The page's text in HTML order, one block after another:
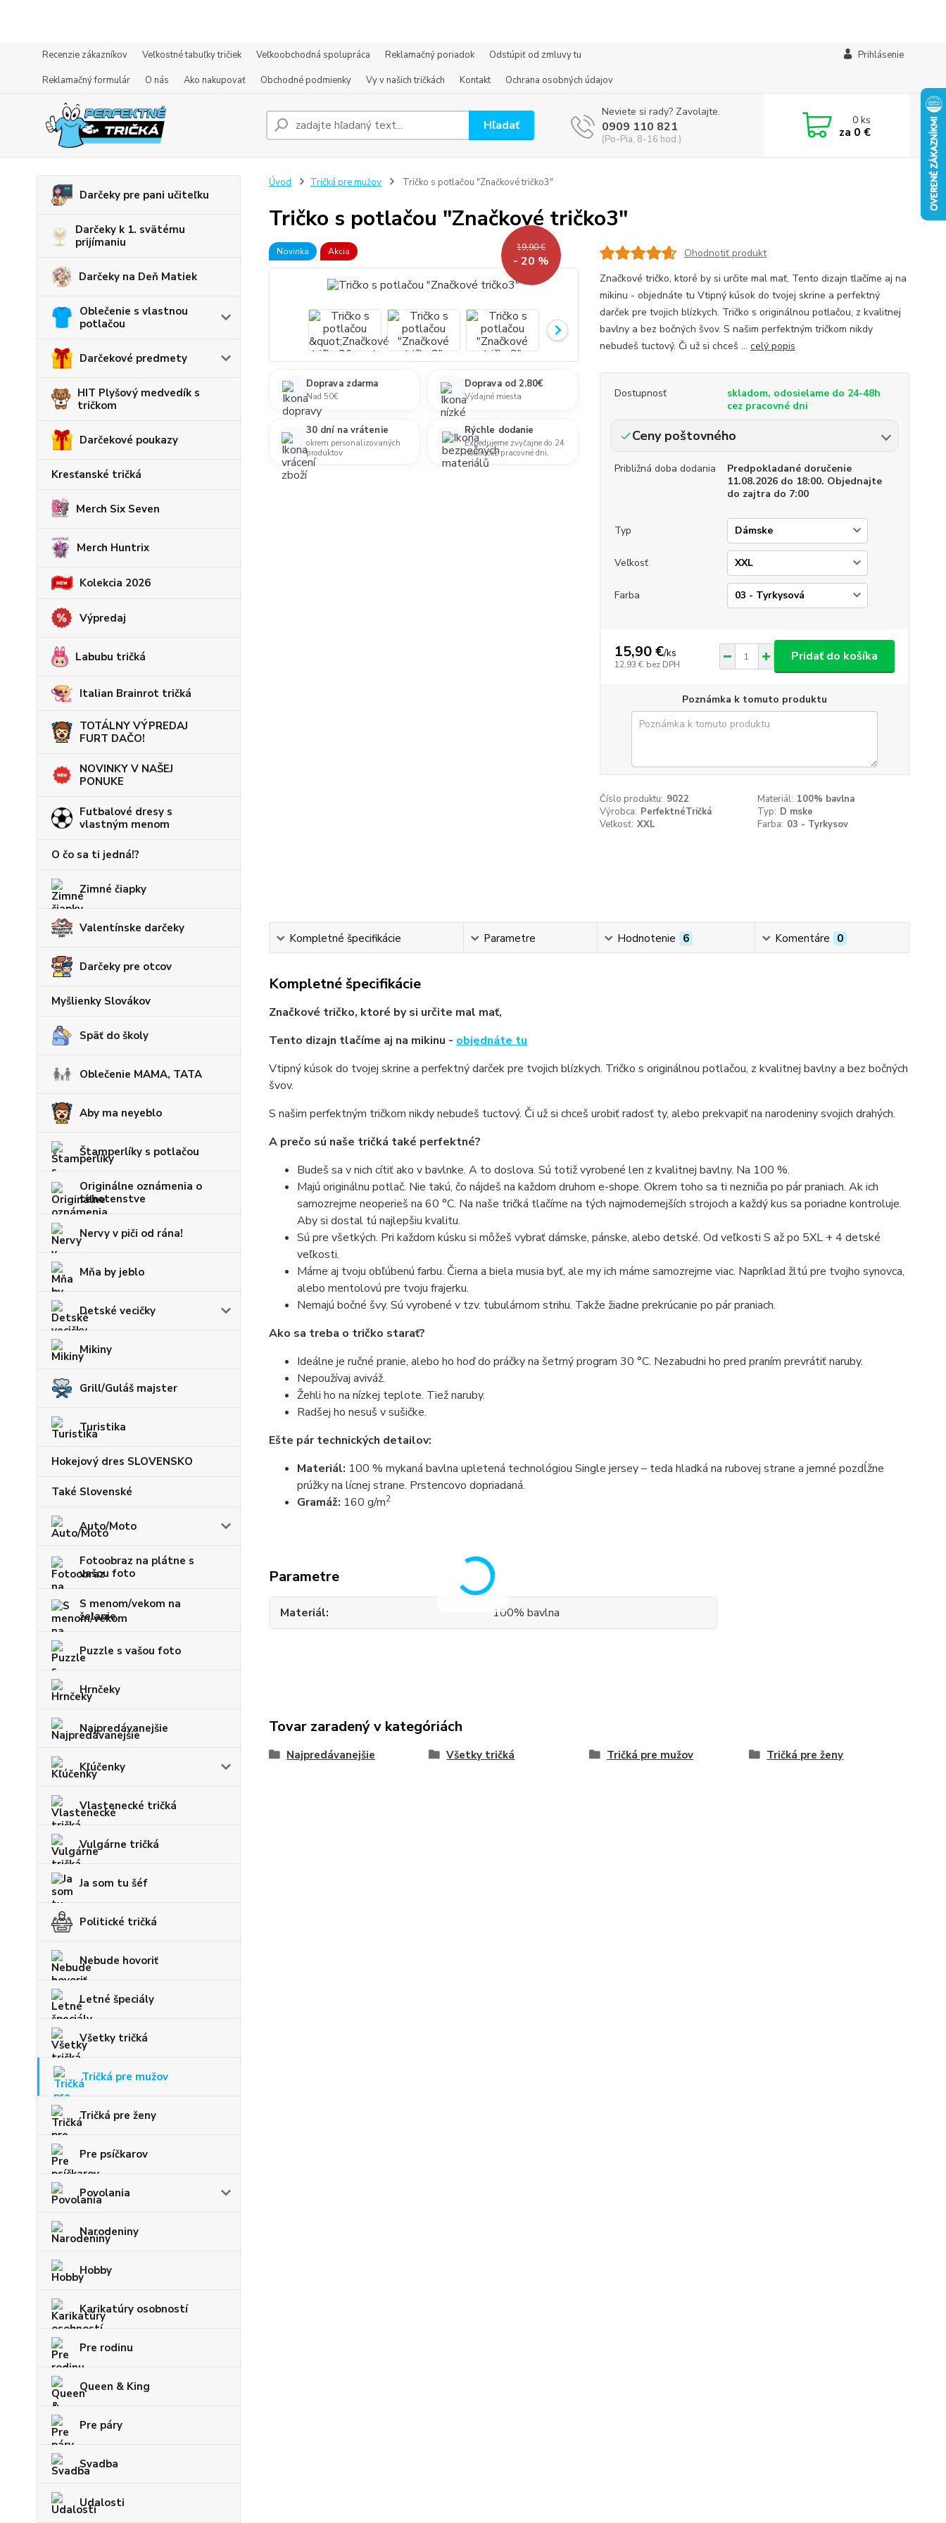
Recenzie zákazníkov Veľkostné tabuľky tričiek Veľkoobchodná spolupráca Reklamačný poriadok
Odstúpiť od zmluvy tu
Reklamačný formulár
O nás Ako nakupovať Obchodné podmienky Vy v našich tričkách Kontakt Ochrana osobných údajov
Prihlásenie
Hľadať
Neviete si rady? Zavolajte.
0909 110 821
(Po-Pia, 8-16 hod.)
0ks
za 0 €
Darčeky pre pani učiteľku
Darčeky k 1. svätému
prijímaniu
Darčeky na Deň Matiek
Oblečenie s vlastnou
potlačou
Darčekové predmety
HIT Plyšový medvedík s
tričkom
Darčekové poukazy
Kresťanské tričká
Merch Six Seven
Merch Huntrix
Kolekcia 2026
Výpredaj
Labubu tričká
Italian Brainrot tričká
TOTÁLNY VÝPREDAJ
FURT DAČO!
NOVINKY V NAŠEJ
PONUKE
Futbalové dresy s
vlastným menom
O čo sa ti jedná!?
Zimné čiapky
Valentínske darčeky
Darčeky pre otcov
Myšlienky Slovákov
Späť do školy
Oblečenie MAMA, TATA
Aby ma neyeblo
Štamperlíky s potlačou
Originálne oznámenia o
tehotenstve
Nervy v piči od rána!
Mňa by jeblo
Detské vecičky
Mikiny
Grill/Guláš majster
Turistika
Hokejový dres SLOVENSKO
Také Slovenské
Auto/Moto
Fotoobraz na plátne s
vašou foto
S menom/vekom na
želanie
Puzzle s vašou foto
Hrnčeky
Najpredávanejšie
Kľúčenky
Vlastenecké tričká
Vulgárne tričká
Ja som tu šéf
Politické tričká
Nebude hovoriť
Letné špeciály
Všetky tričká
Tričká pre mužov
Tričká pre ženy
Pre psíčkarov
Povolania
Narodeniny
Hobby
Karikatúry osobností
Pre rodinu
Queen & King
Pre páry
Svadba
Udalosti
Úvod Tričká pre mužov Tričko s potlačou "Značkové tričko3"
Tričko s potlačou "Značkové tričko3"
Novinka Akcia 19,90 €
- 20 %
Doprava zdarma
Nad 50€
Doprava od 2.80€
Výdajné miesta
30 dní na vrátenie
okrem personalizovaných
produktov
Rýchle dodanie
Expedujeme zvyčajne do 24
hodín cez pracovné dni.
Ohodnotiť produkt
Značkové tričko, ktoré by si určite mal mať, Tento dizajn tlačíme aj na
mikinu - objednáte tu Vtipný kúsok do tvojej skrine a perfektný
darček pre tvojich blízkych. Tričko s originálnou potlačou, z kvalitnej
bavlny a bez bočných švov. S našim perfektným tričkom nikdy
nebudeš tuctový. Či už si chceš ... celý popis
Dostupnosť
skladom, odosielame do 24-48h
cez pracovné dni
Ceny poštovného
Približná doba dodania
Predpokladané doručenie
11.08.2026 do 18:00. Objednajte
do zajtra do 7:00
Typ
Veľkosť
Farba
15,90 €/ks
12,93 € bez DPH
Pridať do košíka
Poznámka k tomuto produktu
Číslo produktu: 9022 Materiál: 100% bavlna
Výrobca: PerfektnéTričká Typ: D mske
Veľkosť: XXL Farba: 03 - Tyrkysov
Kompletné špecifikácie Parametre Hodnotenie 6 Komentáre 0
Kompletné špecifikácie
Značkové tričko, ktoré by si určite mal mať,
Tento dizajn tlačíme aj na mikinu - objednáte tu
Vtipný kúsok do tvojej skrine a perfektný darček pre tvojich blízkych. Tričko s originálnou potlačou, z kvalitnej bavlny a bez bočných
švov.
S našim perfektným tričkom nikdy nebudeš tuctový. Či už si chceš urobiť radosť ty, alebo prekvapiť na narodeniny svojich drahých.
A prečo sú naše tričká také perfektné?
Budeš sa v nich cítiť ako v bavlnke. A to doslova. Sú totiž vyrobené len z kvalitnej bavlny. Na 100 %.
Majú originálnu potlač. Nie takú, čo nájdeš na každom druhom e-shope. Okrem toho sa ti nezničia po pár praniach. Ak ich
samozrejme neoperieš na 60 °C. Na naše tričká tlačíme na tých najmodernejších strojoch a každý kus sa poriadne kontroluje.
Aby si dostal tú najlepšiu kvalitu.
Sú pre všetkých. Pri každom kúsku si môžeš vybrať dámske, pánske, alebo detské. Od veľkosti S až po 5XL + 4 detské
veľkosti.
Máme aj tvoju obľúbenú farbu. Čierna a biela musia byť, ale my ich máme samozrejme viac. Napríklad žltú pre tvojho synovca,
alebo mentolovú pre tvoju frajerku.
Nemajú bočné švy. Sú vyrobené v tzv. tubulárnom strihu. Takže žiadne prekrúcanie po pár praniach.
Ako sa treba o tričko starať?
Ideálne je ručné pranie, alebo ho hoď do práčky na šetrný program 30 °C. Nezabudni ho pred praním prevrátiť naruby.
Nepoužívaj aviváž.
Žehli ho na nízkej teplote. Tiež naruby.
Radšej ho nesuš v sušičke.
Ešte pár technických detailov:
Materiál: 100 % mykaná bavlna upletená technológiou Single jersey – teda hladká na rubovej strane a jemné pozdĺžne
prúžky na lícnej strane. Prstencovo dopriadaná.
Gramáž: 160 g/m2
Parametre
Materiál 100% bavlna
Tovar zaradený v kategóriách
Najpredávanejšie Všetky tričká Tričká pre mužov Tričká pre ženy